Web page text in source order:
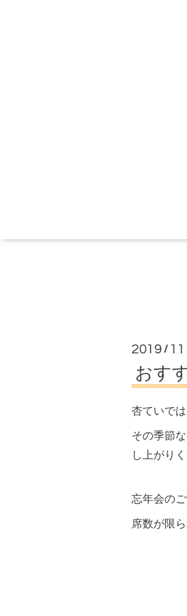
2019 / 11
おす
杏ていで
その季節
し上がりく
忘年会の
席数が限